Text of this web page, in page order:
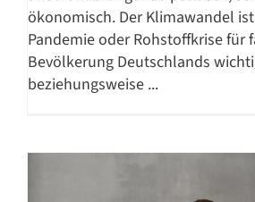
ökonomisch. Der Klimawandel
Pandemie oder Rohstoffkrise für
Bevölkerung Deutschlands
beziehungsweise ...